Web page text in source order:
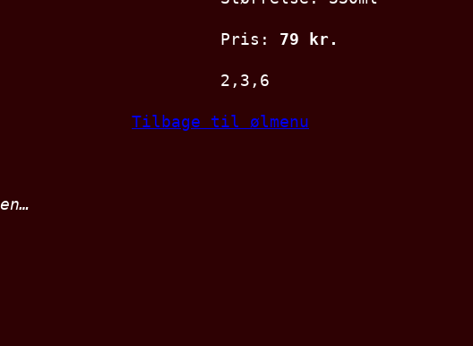
Pris: 79 kr.
2,3,6
Tilbage til ølmenu